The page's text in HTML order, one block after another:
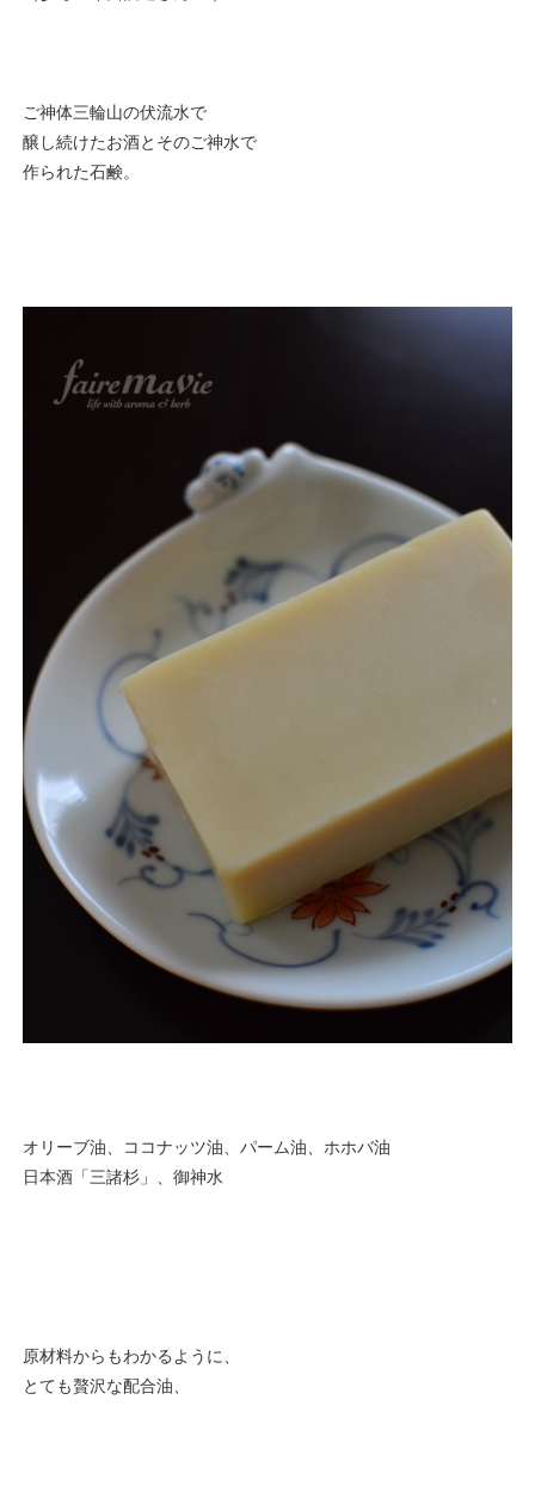
ご神体三輪山の伏流水で
醸し続けたお酒とそのご神水で
作られた石鹸。
オリーブ油、ココナッツ油、パーム油、ホホバ油
日本酒「三諸杉」、御神水
原材料からもわかるように、
とても贅沢な配合油、